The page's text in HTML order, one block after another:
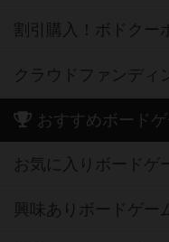
割引購入！ボドクー
クラウドファンディ
おすすめボード
お気に入りボードゲ
興味ありボードゲー